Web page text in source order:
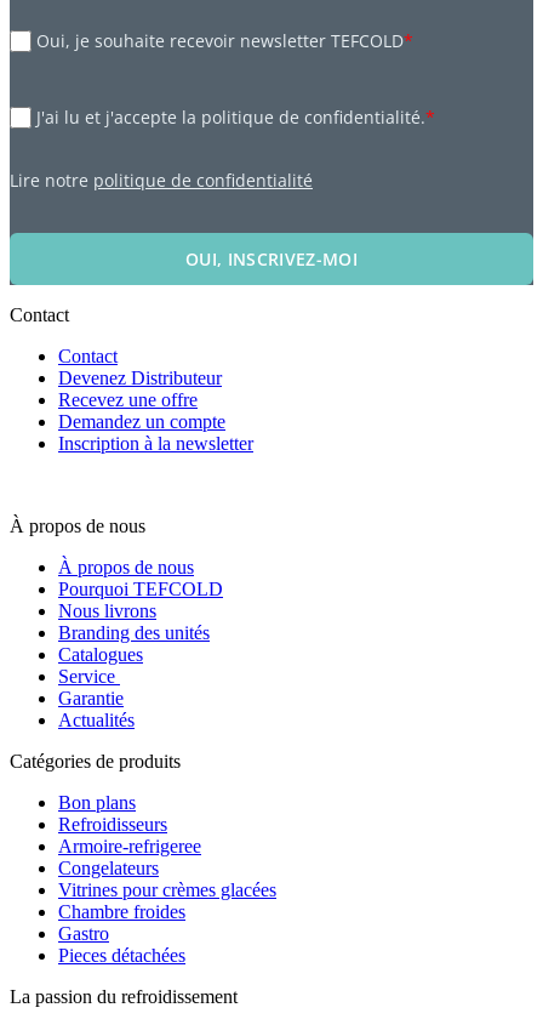
Oui, je souhaite recevoir newsletter TEFCOLD*
J'ai lu et j'accepte la politique de confidentialité.*
Lire notre politique de confidentialité
OUI, INSCRIVEZ-MOI
Contact
Contact
Devenez Distributeur
Recevez une offre
Demandez un compte
Inscription à la newsletter
À propos de nous
À propos de nous
Pourquoi TEFCOLD
Nous livrons
Branding des unités
Catalogues
Service
Garantie
Actualités
Catégories de produits
Bon plans
Refroidisseurs
Armoire-refrigeree
Congelateurs
Vitrines pour crèmes glacées
Chambre froides
Gastro
Pieces détachées
La passion du refroidissement